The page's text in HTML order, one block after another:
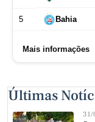
Últimas
31/